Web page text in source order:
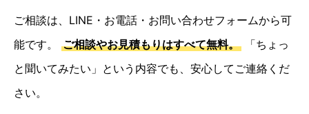
ご相談は、LINE・お電話・お問い合わせフォームから可
能です。
ご相談やお見積もりはすべて無料。「ちょっ
と聞いてみたい」という内容でも、安心してご連絡くだ
さい。